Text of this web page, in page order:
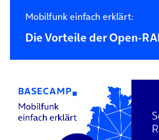
Mobilfunk einfach erklärt:
Die Vorteile der Open-